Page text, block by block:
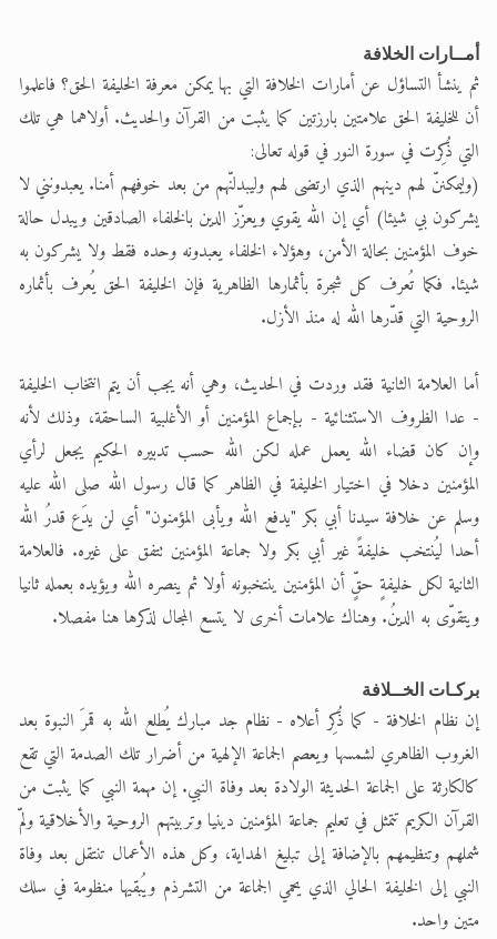
أمــارات الخلافة
ثم ينشأ التساؤل عن أمارات الخلافة التي بها يمكن معرفة الخليفة الحق؟ فاعلموا
أن للخليفة الحق علامتين بارزتين كما يثبت من القرآن والحديث. أولاهما هي تلك
التي ذُكِرت في سورة النور في قوله تعالى:
(وليمكننّ لهم دينهم الذي ارتضى لهم وليبدلنّهم من بعد خوفهم أمنا. يعبدونني لا
يشركون بي شيئا) أي إن الله يقوي ويعزّز الدين بالخلفاء الصادقين ويبدل حالة
خوف المؤمنين بحالة الأمن، وهؤلاء الخلفاء يعبدونه وحده فقط ولا يشركون به
شيئا. فكما تُعرف كل شجرة بأثمارها الظاهرية فإن الخليفة الحق يُعرف بأثماره
الروحية التي قدّرها الله له منذ الأزل.
أما العلامة الثانية فقد وردت في الحديث، وهي أنه يجب أن يتم انتخاب الخليفة
- عدا الظروف الاستثنائية - بإجماع المؤمنين أو الأغلبية الساحقة، وذلك لأنه
وإن كان قضاء الله يعمل عمله لكن الله حسب تدبيره الحكيم يجعل لرأي
المؤمنين دخلا في اختيار الخليفة في الظاهر كما قال رسول الله صلى الله عليه
وسلم عن خلافة سيدنا أبي بكر "يدفع الله ويأبى المؤمنون" أي لن يدَع قدرُ الله
أحدا ليُنتخب خليفةً غير أبي بكر ولا جماعة المؤمنين تتفق على غيره. فالعلامة
الثانية لكل خليفةٍ حقٍّ أن المؤمنين ينتخبونه أولا ثم ينصره الله ويؤيده بعمله ثانيا
ويتقوّى به الدينُ. وهناك علامات أخرى لا يتسع المجال لذكرها هنا مفصلا.
بركـات الخــلافة
إن نظام الخلافة - كما ذُكِر أعلاه - نظام جد مبارك يُطلع الله به قمرَ النبوة بعد
الغروب الظاهري لشمسها ويعصم الجماعة الإلهية من أضرار تلك الصدمة التي تقع
كالكارثة على الجماعة الحديثة الولادة بعد وفاة النبي. إن مهمة النبي كما يثبت من
القرآن الكريم تتمثل في تعليم جماعة المؤمنين دينيا وتربيتهم الروحية والأخلاقية ولمّ
شملهم وتنظيمهم بالإضافة إلى تبليغ الهداية، وكل هذه الأعمال تنتقل بعد وفاة
النبي إلى الخليفة الحالي الذي يحمي الجماعة من التشرذم ويُبقيها منظومة في سلك
متين واحد.